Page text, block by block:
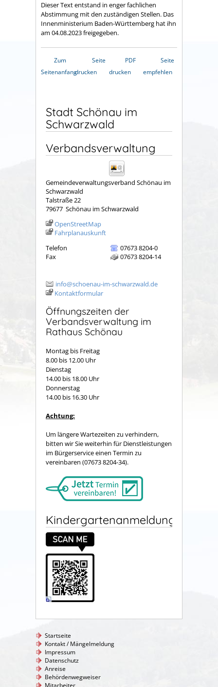
Dieser Text entstand in enger fachlichen
Abstimmung mit den zuständigen Stellen. Das
Innenministerium Baden-Württemberg hat ihn
am 04.08.2023 freigegeben.
Zum
Seitenanfang
Seite
drucken
PDF
drucken
Seite
empfehlen
Stadt Schönau im
Schwarzwald
Verbandsverwaltung
Gemeindeverwaltungsverband Schönau im
Schwarzwald
Talstraße 22
79677 Schönau im Schwarzwald
OpenStreetMap
Fahrplanauskunft
Telefon
07673 8204-0
Fax
07673 8204-14
info@schoenau-im-schwarzwald.de
Kontaktformular
Öffnungszeiten der
Verbandsverwaltung im
Rathaus Schönau
Montag bis Freitag
8.00 bis 12.00 Uhr
Dienstag
14.00 bis 18.00 Uhr
Donnerstag
14.00 bis 16.30 Uhr
Achtung:
Um längere Wartezeiten zu verhindern,
bitten wir Sie weiterhin für Dienstleistungen
im Bürgerservice einen Termin zu
vereinbaren (07673 8204-34).
Kindergartenanmeldung
Startseite
Kontakt / Mängelmeldung
Impressum
Datenschutz
Anreise
Behördenwegweiser